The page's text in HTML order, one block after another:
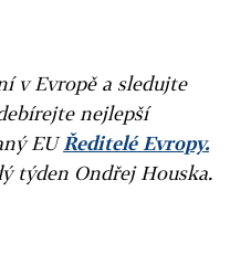
v Evropě a sledujte
nejlepší
EUŘeditelé Evropy.
týden Ondřej Houska.